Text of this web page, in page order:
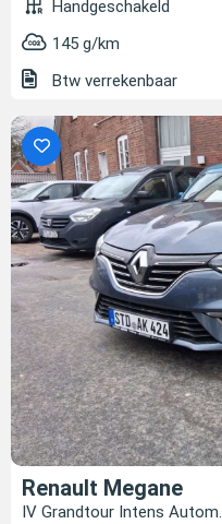
Handgeschakeld
145 g/km
Btw verrekenbaar
Renault Megane
IV Grandtour Intens Autom.